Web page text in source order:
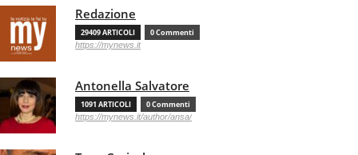
Redazione
29409 ARTICOLI 0 Commenti
https://mynews.it
Antonella Salvatore
1091 ARTICOLI 0 Commenti
https://mynews.it/author/ansa/